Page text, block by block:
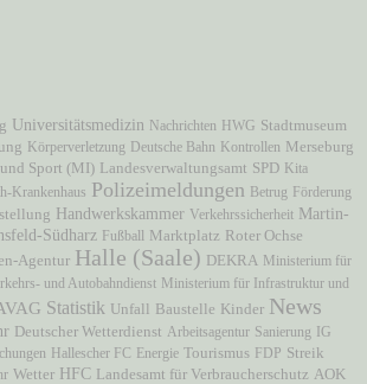
Universitätsmedizin Nachrichten HWG Stadtmuseum
Körperverletzung Deutsche Bahn Kontrollen Merseburg
Sport (MI) Landesverwaltungsamt SPD Kita
Krankenhaus Polizeimeldungen Betrug Förderung
Handwerkskammer Verkehrssicherheit Martin-
Südharz Fußball Marktplatz Roter Ochse
Agentur Halle (Saale) DEKRA Ministerium für
und Autobahndienst Ministerium für Infrastruktur und
Statistik Unfall Baustelle Kinder News
Deutscher Wetterdienst Arbeitsagentur Sanierung IG
Hallescher FC Energie Tourismus FDP Streik
Wetter HFC Landesamt für Verbraucherschutz AOK